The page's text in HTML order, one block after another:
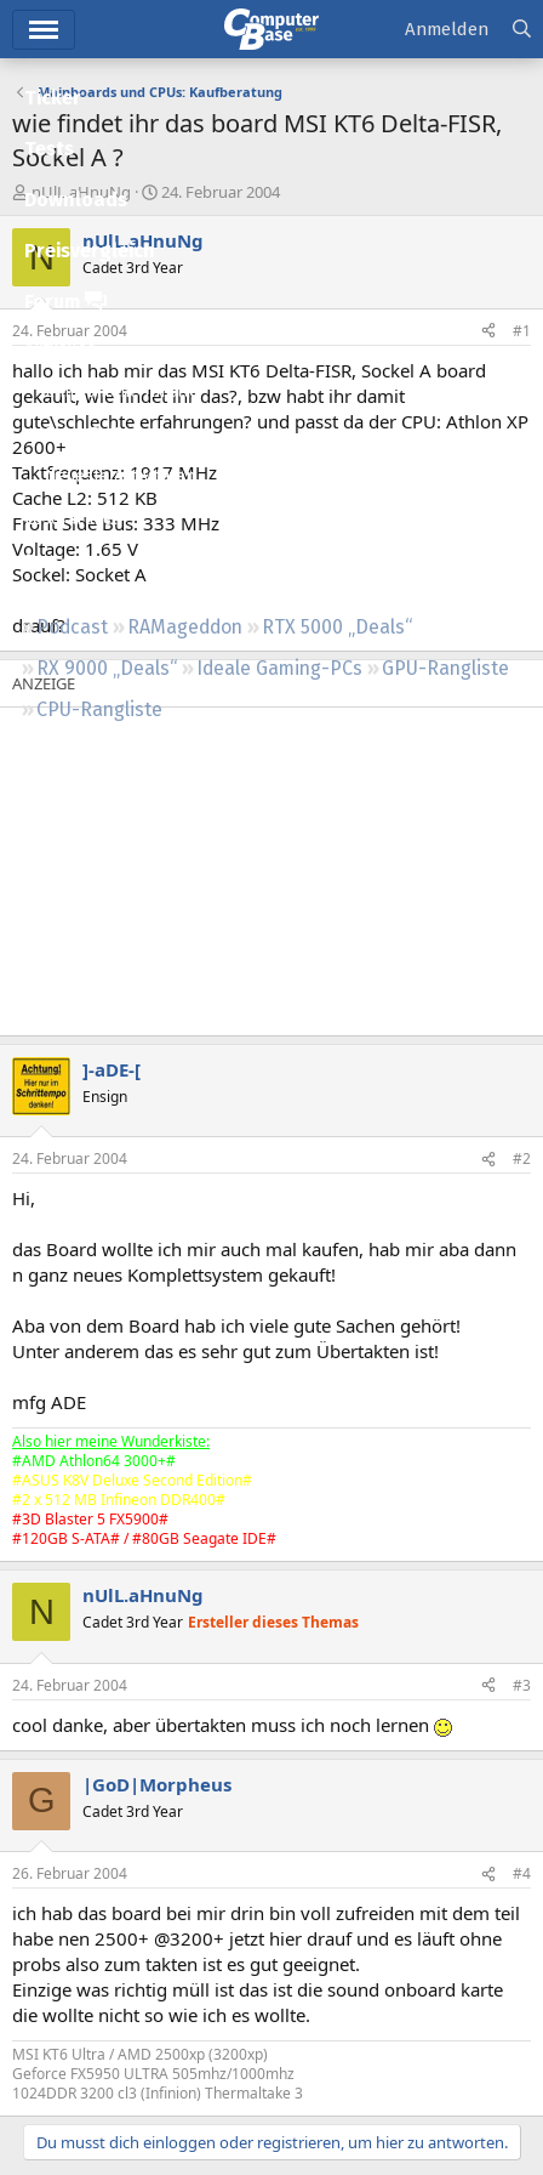
Ticker
Tests
Downloads
Preisvergleich
Forum
Aktuelles
Empfohlene Inhalte
Neue Beiträge
Neueste Aktivitäten
Leserartikel
Regeln
Podcast RAMageddon
RTX 5000 „Deals“
RX 9000 „Deals“
Ideale Gaming-PCs
GPU-Rangliste
CPU-Rangliste
Anmelden
Mainboards und CPUs: Kaufberatung
wie findet ihr das board MSI KT6 Delta-FISR,
Sockel A ?
E
r
s
t
e
r
nUlL.aHnuNg
E
s
e
t
a
m
24. Februar 2004
N nUlL.aHnuNg
Cadet 3rd Year
24. Februar 2004 #1
hallo ich hab mir das MSI KT6 Delta-FISR, Sockel A board
gekauft, wie findet ihr das?, bzw habt ihr damit
gute\schlechte erfahrungen? und passt da der CPU: Athlon XP
2600+
Taktfrequenz: 1917 MHz
Cache L2: 512 KB
Front Side Bus: 333 MHz
Voltage: 1.65 V
Sockel: Socket A
drauf?
]-aDE-[
Ensign
24. Februar 2004 #2
Hi,
das Board wollte ich mir auch mal kaufen, hab mir aba dann
n ganz neues Komplettsystem gekauft!
Aba von dem Board hab ich viele gute Sachen gehört!
Unter anderem das es sehr gut zum Übertakten ist!
mfg ADE
Also hier meine Wunderkiste:
#AMD Athlon64 3000+#
#ASUS K8V Deluxe Second Edition#
#2 x 512 MB Infineon DDR400#
#3D Blaster 5 FX5900#
#120GB S-ATA# / #80GB Seagate IDE#
N nUlL.aHnuNg
Cadet 3rd Year Ersteller dieses Themas
24. Februar 2004 #3
cool danke, aber übertakten muss ich noch lernen
G |GoD|Morpheus
Cadet 3rd Year
26. Februar 2004 #4
ich hab das board bei mir drin bin voll zufreiden mit dem teil
habe nen 2500+ @3200+ jetzt hier drauf und es läuft ohne
probs also zum takten ist es gut geeignet.
Einzige was richtig müll ist das ist die sound onboard karte
die wollte nicht so wie ich es wollte.
MSI KT6 Ultra / AMD 2500xp (3200xp)
Geforce FX5950 ULTRA 505mhz/1000mhz
1024DDR 3200 cl3 (Infinion) Thermaltake 3
Du musst dich einloggen oder registrieren, um hier zu antworten.